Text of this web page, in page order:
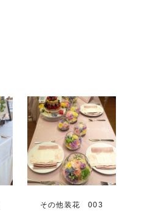
その他装花 003